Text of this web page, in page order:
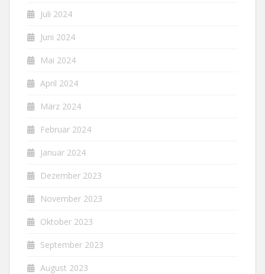
Juli 2024
Juni 2024
Mai 2024
April 2024
März 2024
Februar 2024
Januar 2024
Dezember 2023
November 2023
Oktober 2023
September 2023
August 2023